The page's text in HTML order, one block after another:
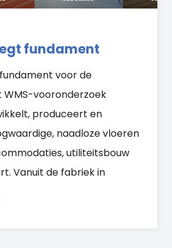
fundament
voor de
vooronderzoek
produceert en
naadloze vloeren
utiliteitsbouw
Vanuit de fabriek in